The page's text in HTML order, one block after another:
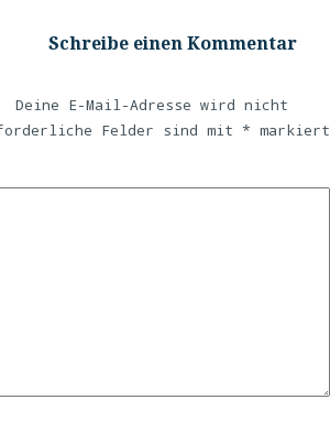
Schreibe einen Kommentar
Deine E-Mail-Adresse wird nicht
Felder sind mit * markiert